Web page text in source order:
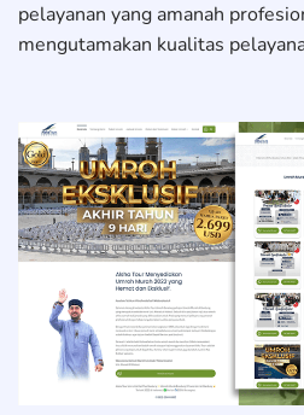
pelayanan yang amanah
mengutamakan kualitas